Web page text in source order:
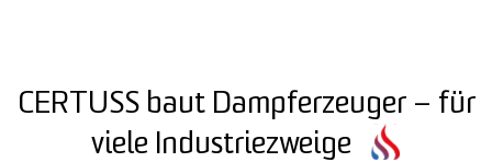
CERTUSS baut Dampferzeuger – für
viele Industriezweige